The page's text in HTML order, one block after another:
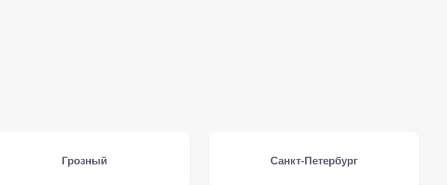
Грозный Санкт-Петербург